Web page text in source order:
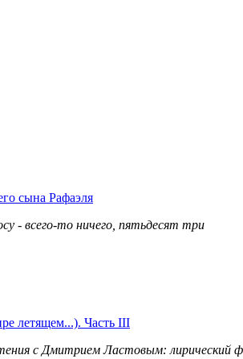
сына Рафаэля
- всего-то ничего, пятьдесят три
летящем...). Часть III
с Дмитрием Ластовым: лирический